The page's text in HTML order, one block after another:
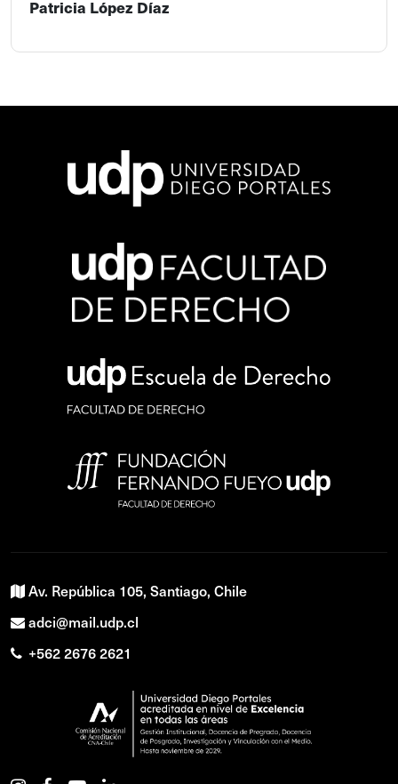
Patricia López Díaz
Av. República 105, Santiago, Chile
adci@mail.udp.cl
+562 2676 2621